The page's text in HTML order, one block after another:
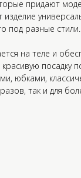
придают
изделие
под разные стили.
на теле и
посадку
юбками,
так и для